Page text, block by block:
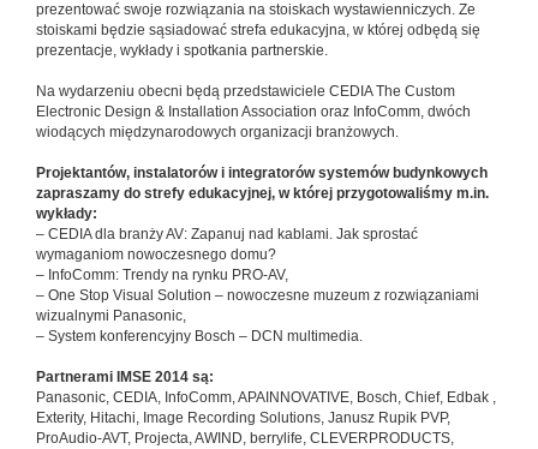
prezentować swoje rozwiązania na stoiskach wystawienniczych. Ze
stoiskami będzie sąsiadować strefa edukacyjna, w której odbędą się
prezentacje, wykłady i spotkania partnerskie.
Na wydarzeniu obecni będą przedstawiciele CEDIA The Custom
Electronic Design & Installation Association oraz InfoComm, dwóch
wiodących międzynarodowych organizacji branżowych.
Projektantów, instalatorów i integratorów systemów budynkowych
zapraszamy do strefy edukacyjnej, w której przygotowaliśmy m.in.
wykłady:
– CEDIA dla branży AV: Zapanuj nad kablami. Jak sprostać
wymaganiom nowoczesnego domu?
– InfoComm: Trendy na rynku PRO-AV,
– One Stop Visual Solution – nowoczesne muzeum z rozwiązaniami
wizualnymi Panasonic,
– System konferencyjny Bosch – DCN multimedia.
Partnerami IMSE 2014 są:
Panasonic, CEDIA, InfoComm, APAINNOVATIVE, Bosch, Chief, Edbak ,
Exterity, Hitachi, Image Recording Solutions, Janusz Rupik PVP,
ProAudio-AVT, Projecta, AWIND, berrylife, CLEVERPRODUCTS,